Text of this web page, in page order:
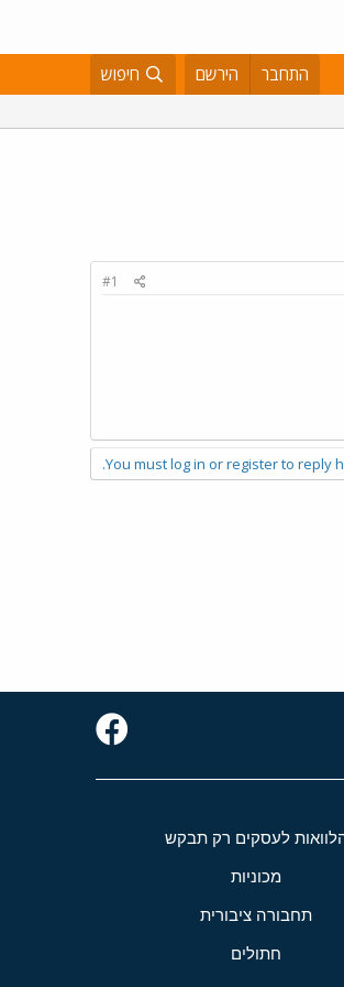
התחבר הירשם חיפוש
#1
You must log in or register to reply
לעסקים רק תבקש
מכוניות
תחבורה ציבורית
חתולים